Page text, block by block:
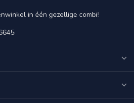
in één gezellige combi!